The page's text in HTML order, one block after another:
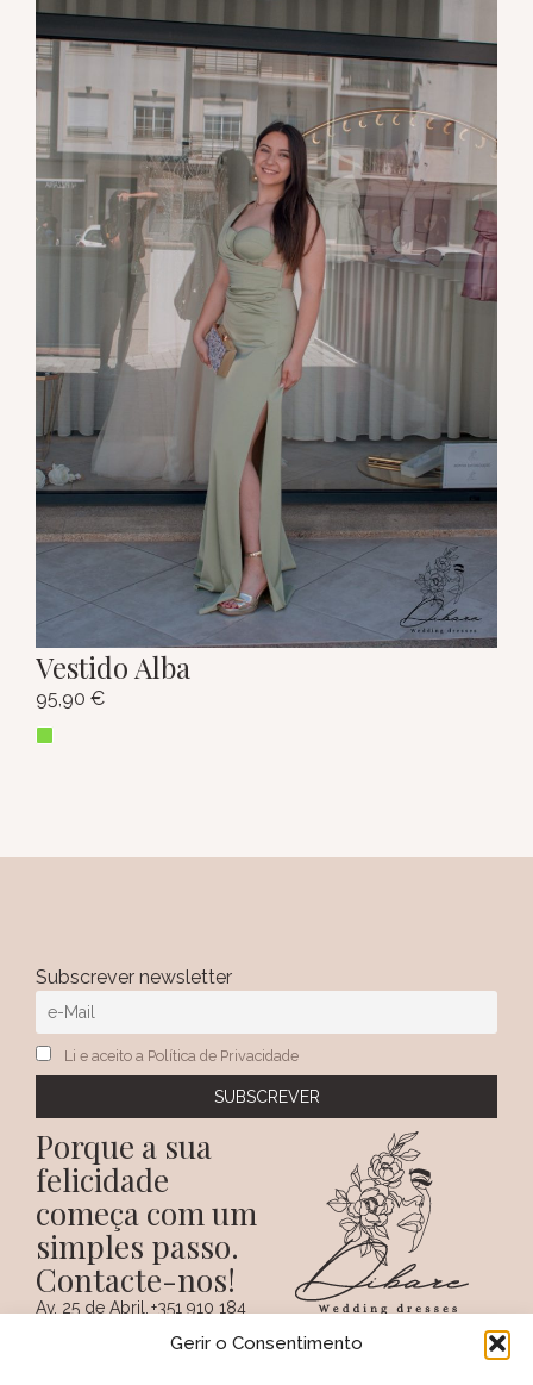
Gerir o Consentimento
Vestido Alba
95,90 €
Subscrever newsletter
Li e aceito a Política de Privacidade
Porque a sua
felicidade
começa com um
simples passo.
Contacte-nos!
Av. 25 de Abril,
+351 910 184
(Chamada para a SOCIAIS